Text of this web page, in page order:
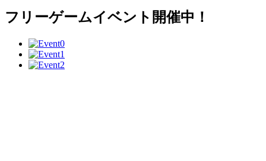
フリーゲームイベント開催中！